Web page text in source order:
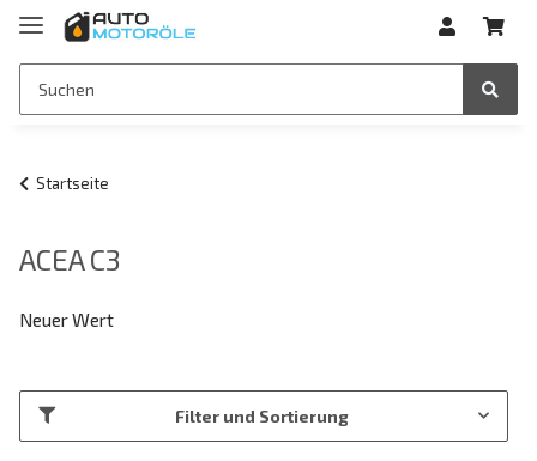
Startseite
ACEA C3
Neuer Wert
Filter und Sortierung